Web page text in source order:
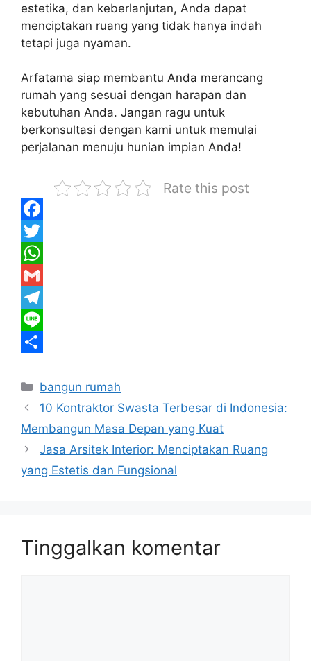
estetika, dan keberlanjutan, Anda dapat
menciptakan ruang yang tidak hanya indah
tetapi juga nyaman.
Arfatama siap membantu Anda merancang
rumah yang sesuai dengan harapan dan
kebutuhan Anda. Jangan ragu untuk
berkonsultasi dengan kami untuk memulai
perjalanan menuju hunian impian Anda!
Rate this post
F
a
c
e
b
o
k
T
w
t
r
W
h
a
A
p
p
G
m
a
l
T
e
e
g
r
a
m
L
n
e
h
a
r
e
Kategori
bangun rumah
10 Kontraktor Swasta Terbesar di Indonesia:
Membangun Masa Depan yang Kuat
Jasa Arsitek Interior: Menciptakan Ruang
yang Estetis dan Fungsional
Tinggalkan komentar